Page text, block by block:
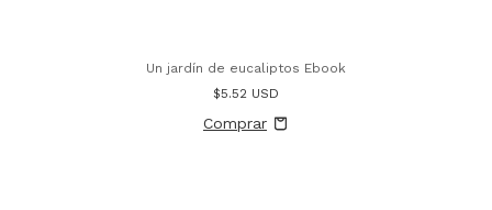
Un jardín de eucaliptos Ebook
$5.52 USD